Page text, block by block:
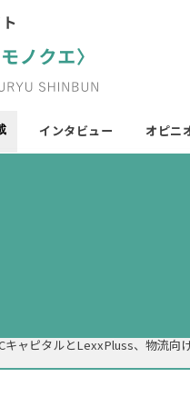
インタビュー オピニ
キャピタルとLexxPluss、物流向